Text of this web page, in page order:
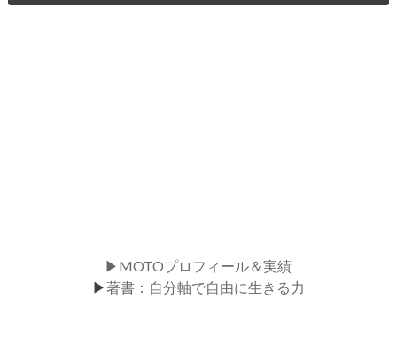
▶MOTOプロフィール＆実績
▶著書：自分軸で自由に生きる力